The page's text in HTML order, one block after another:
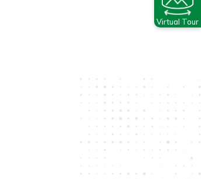
Virtual Tour